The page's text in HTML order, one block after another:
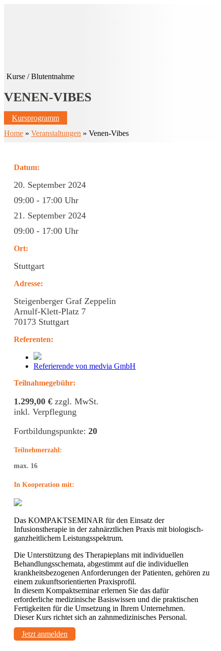
Kurse /Blutentnahme
VENEN-VIBES
Kursprogramm
Home » Veranstaltungen » Venen-Vibes
Datum:
20. September 2024
09:00 - 17:00 Uhr
21. September 2024
09:00 - 17:00 Uhr
Ort:
Stuttgart
Adresse:
Steigenberger Graf Zeppelin
Arnulf-Klett-Platz 7
70173 Stuttgart
Referenten:
Referierende von medvia GmbH
Teilnahmegebühr:
1.299,00 € zzgl. MwSt.
inkl. Verpflegung
Fortbildungspunkte: 20
Teilnehmerzahl:
max. 16
In Kooperation mit:
Das KOMPAKTSEMINAR für den Einsatz der
Infusionstherapie in der zahnärztlichen Praxis mit biologisch-
ganzheitlichem Leistungsspektrum.
Die Unterstützung des Therapieplans mit individuellen
Behandlungsschemata, abgestimmt auf die individuellen
krankheitsbezogenen Anforderungen der Patienten, gehören zu
einem zukunftsorientierten Praxisprofil.
In diesem Kompaktseminar erlernen Sie das dafür
erforderliche medizinische Basiswissen und die praktischen
Fertigkeiten für die Umsetzung in Ihrem Unternehmen.
Dieser Kurs richtet sich an zahnmedizinisches Personal.
Jetzt anmelden